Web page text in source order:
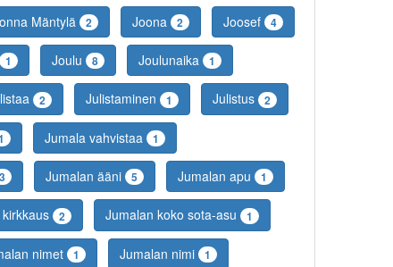
Mäntylä 2 Joona 2 Joosef 4
1 Joulu 8 Joulunaika 1
2 Julistaminen 1 Julistus 2
Jumala vahvistaa 1
3 Jumalan ääni 5 Jumalan apu 1
2 Jumalan koko sota-asu 1
nimet 1 Jumalan nimi 1